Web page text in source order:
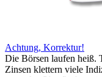
Achtung, Korrektur!
Die Börsen laufen heiß.
Zinsen klettern viele